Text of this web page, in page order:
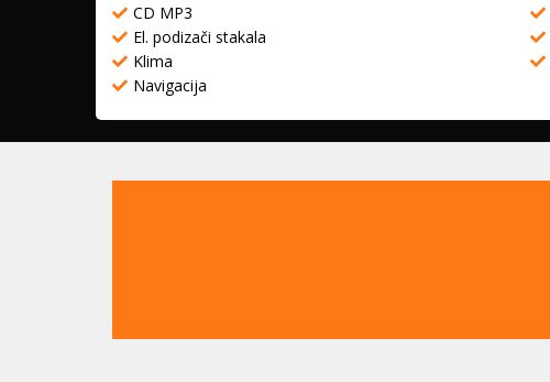
CD MP3
El. podizači stakala
Klima
Navigacija